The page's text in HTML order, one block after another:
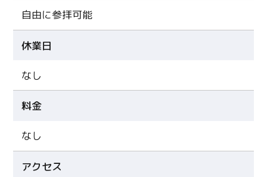
自由に参拝可能
休業日
なし
料金
なし
アクセス